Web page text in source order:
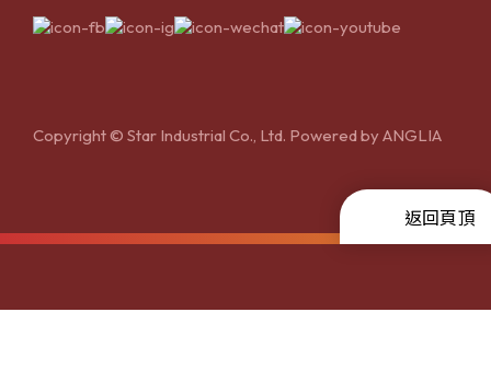
Copyright © Star Industrial Co., Ltd. Powered byANGLIA
返回頁頂